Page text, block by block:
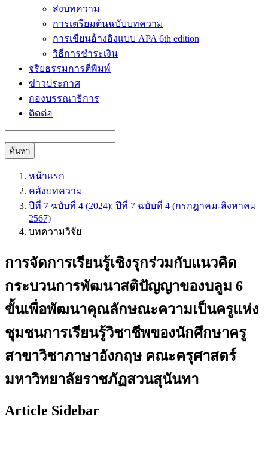
ส่งบทความ
การเตรียมต้นฉบับบทความ
การเขียนอ้างอิงแบบ APA 6th edition
วิธีการชำระเงิน
จริยธรรมการตีพิมพ์
ข่าวประกาศ
กองบรรณาธิการ
ติดต่อ
ค้นหา
หน้าแรก
คลังบทความ
ปีที่ 7 ฉบับที่ 4 (2024): ปีที่ 7 ฉบับที่ 4 (กรกฎาคม-สิงหาคม
2567)
บทความวิจัย
การจัดการเรียนรู้เชิงรุกร่วมกับแนวคิด
กระบวนการพัฒนาสติปัญญาของบลูม 6
ขั้นเพื่อพัฒนาคุณลักษณะความเป็นครูแห่ง
ชุมชนการเรียนรู้วิชาชีพของนักศึกษาครู
สาขาวิชาภาษาอังกฤษ คณะครุศาสตร์
มหาวิทยาลัยราชภัฏสวนสุนันทา
Article Sidebar